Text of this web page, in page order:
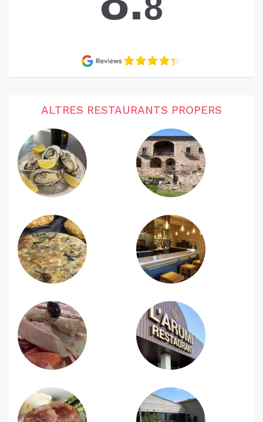
ALTRES RESTAURANTS PROPERS